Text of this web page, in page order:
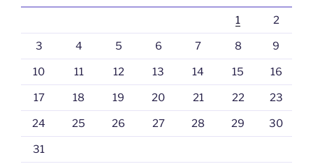
1 2
3 4 5 6 7 8 9
10 11 12 13 14 15 16
17 18 19 20 21 22 23
24 25 26 27 28 29 30
31